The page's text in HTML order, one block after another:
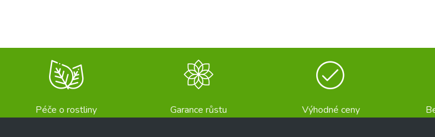
Péče o rostliny Garance růstu Výhodné ceny